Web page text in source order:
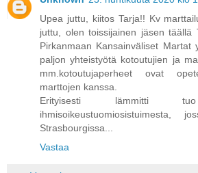
Upea juttu, kiitos Tarja!! Kv
juttu, olen toissijainen jäsen täällä
Pirkanmaan Kansainväliset Martat
paljon yhteistyötä kotoutujien ja
mm.kotoutujaperheet ovat
marttojen kanssa.
Erityisesti lämmitti
ihmisoikeustuomiosistuimesta,
Strasbourgissa...
Vastaa